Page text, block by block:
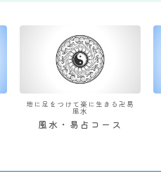
地に足をつけて楽に生きる卍易
風水
風水・易占コース